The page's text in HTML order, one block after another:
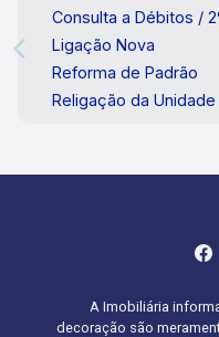
Consulta a Débitos /
Ligação Nova
Reforma de Padrão
Religação da Unidade
A Imobiliária
decoração são